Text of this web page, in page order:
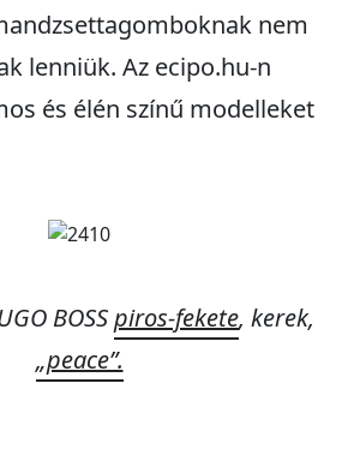
nem
lenniük. Az ecipo.hu-n
és élén színű modelleket
BOSSpiros-fekete, kerek,
„peace”.